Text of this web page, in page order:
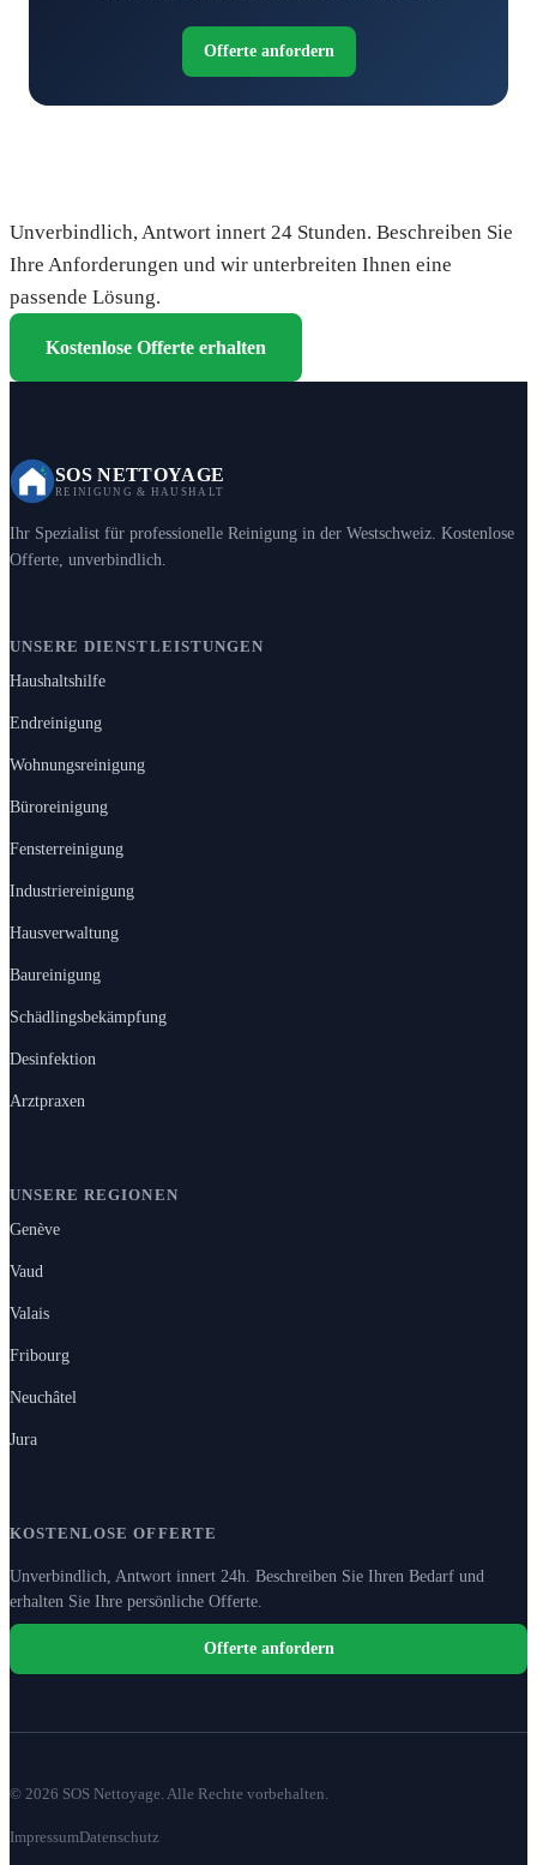
Offerte anfordern
Unverbindlich, Antwort innert 24 Stunden. Beschreiben Sie
Ihre Anforderungen und wir unterbreiten Ihnen eine
passende Lösung.
Kostenlose Offerte erhalten
SOS NETTOYAGE
REINIGUNG & HAUSHALT
Ihr Spezialist für professionelle Reinigung in der Westschweiz. Kostenlose
Offerte, unverbindlich.
UNSERE DIENSTLEISTUNGEN
Haushaltshilfe
Endreinigung
Wohnungsreinigung
Büroreinigung
Fensterreinigung
Industriereinigung
Hausverwaltung
Baureinigung
Schädlingsbekämpfung
Desinfektion
Arztpraxen
UNSERE REGIONEN
Genève
Vaud
Valais
Fribourg
Neuchâtel
Jura
KOSTENLOSE OFFERTE
Unverbindlich, Antwort innert 24h. Beschreiben Sie Ihren Bedarf und
erhalten Sie Ihre persönliche Offerte.
Offerte anfordern
© 2026 SOS Nettoyage. Alle Rechte vorbehalten.
ImpressumDatenschutz